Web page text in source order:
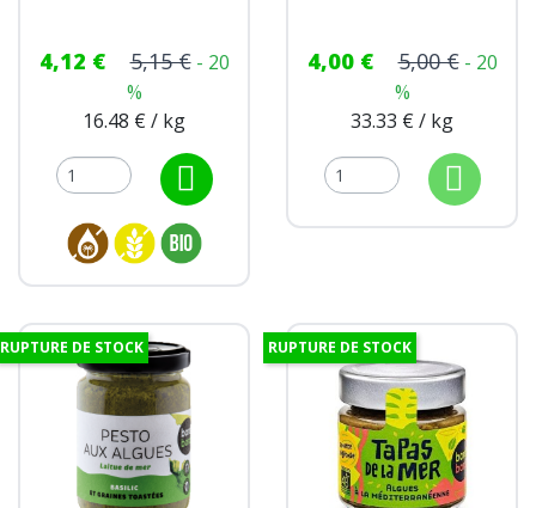
4,12 € 5,15 € - 20
%
16.48 € / kg
4,00 € 5,00 € - 20
%
33.33 € / kg
RUPTURE DE STOCK RUPTURE DE STOCK